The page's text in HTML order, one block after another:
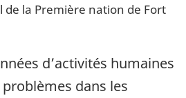
la Première nation de Fort
d’activités humaines
dans les